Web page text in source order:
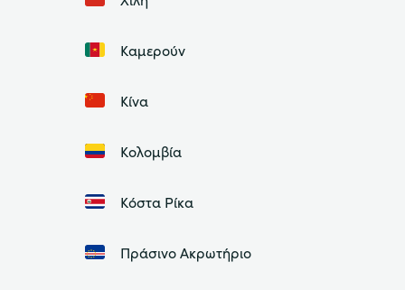
Καμερούν
Κίνα
Κολομβία
Κόστα Ρίκα
Πράσινο Ακρωτήριο